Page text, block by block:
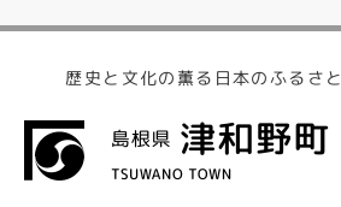
歴史と文化の薫る日本のふるさと